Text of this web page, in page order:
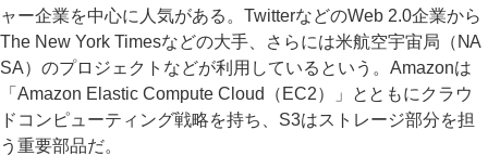
ャー企業を中心に人気がある。TwitterなどのWeb 2.0企業から
The New York Timesなどの大手、さらには米航空宇宙局（NA
SA）のプロジェクトなどが利用しているという。Amazonは
「Amazon Elastic Compute Cloud（EC2）」とともにクラウ
ドコンピューティング戦略を持ち、S3はストレージ部分を担
う重要部品だ。